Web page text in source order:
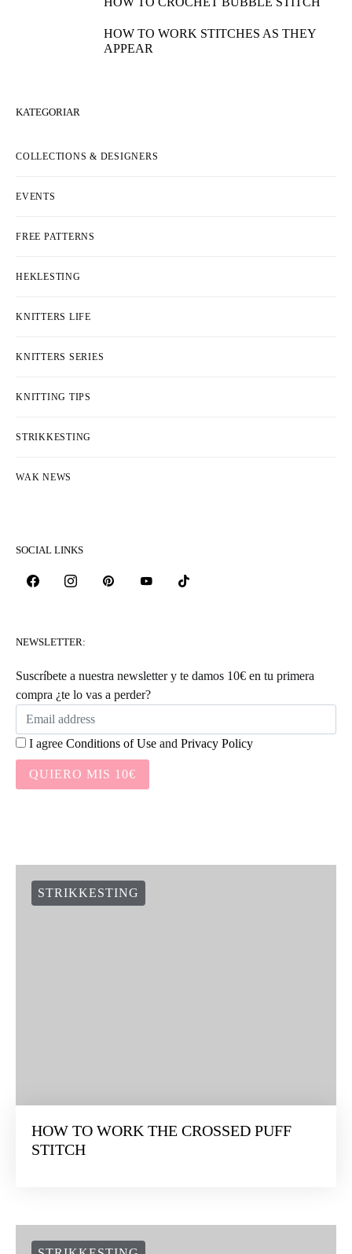
HOW TO WORK STITCHES AS THEY
APPEAR
KATEGORIAR
COLLECTIONS & DESIGNERS
EVENTS
FREE PATTERNS
HEKLESTING
KNITTERS LIFE
KNITTERS SERIES
KNITTING TIPS
STRIKKESTING
WAK NEWS
SOCIAL LINKS
NEWSLETTER:
Suscríbete a nuestra newsletter y te damos 10€ en tu primera
compra ¿te lo vas a perder?
I agree Conditions of Use and Privacy Policy
QUIERO MIS 10€
STRIKKESTING
HOW TO WORK THE CROSSED PUFF
STITCH